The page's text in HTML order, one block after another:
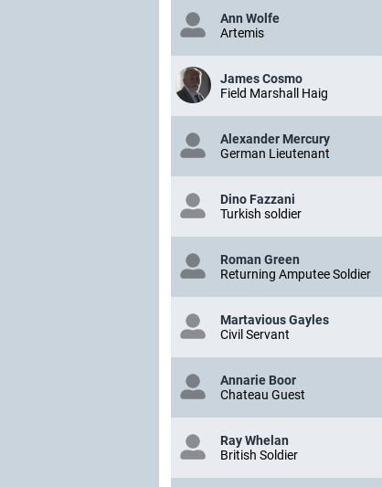
Ann Wolfe
Artemis
James Cosmo
Field Marshall Haig
Alexander Mercury
German Lieutenant
Dino Fazzani
Turkish soldier
Roman Green
Returning Amputee Soldier
Martavious Gayles
Civil Servant
Annarie Boor
Chateau Guest
Ray Whelan
British Soldier